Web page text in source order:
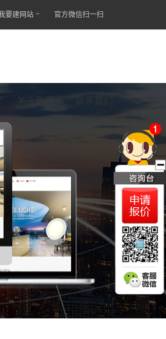
要建网站 官方微信扫一扫
关于我们 联系我们